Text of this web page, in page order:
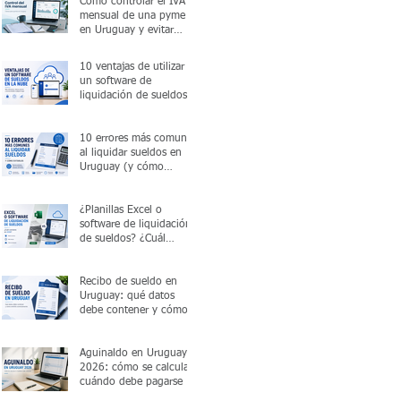
mensual de una pyme
en Uruguay y evitar
10 ventajas de utilizar
un software de
liquidación de sueldos
10 errores más comunes
al liquidar sueldos en
Uruguay (y cómo
¿Planillas Excel o
software de liquidación
de sueldos? ¿Cuál
Recibo de sueldo en
Uruguay: qué datos
debe contener y cómo
Aguinaldo en Uruguay
2026: cómo se calcula y
cuándo debe pagarse